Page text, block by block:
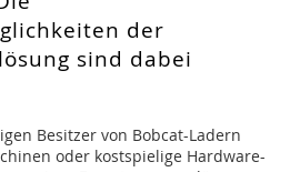
der
sind dabei
Besitzer von Bobcat-Ladern
oder kostspielige Hardware-